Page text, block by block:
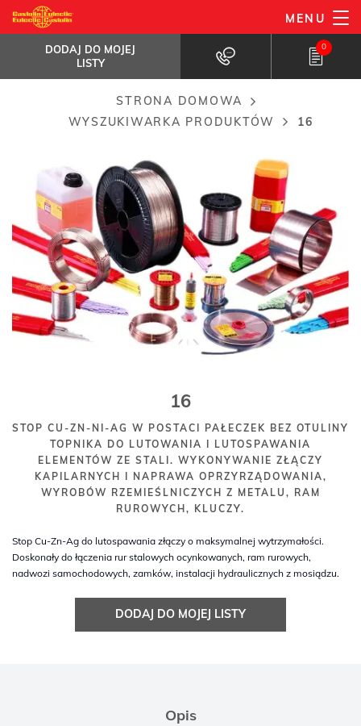
Przejdź
do
MENU
DODAJ DO MOJEJ
LISTY
0
16
DODAJ DO MOJEJ LISTY
Breadcrumb
STRONA DOMOWA
WYSZUKIWARKA PRODUKTÓW
16
16
STOP CU-ZN-NI-AG W POSTACI PAŁECZEK BEZ OTULINY
TOPNIKA DO LUTOWANIA I LUTOSPAWANIA
ELEMENTÓW ZE STALI. WYKONYWANIE ZŁĄCZY
KAPILARNYCH I NAPRAWA OPRZYRZĄDOWANIA,
WYROBÓW RZEMIEŚLNICZYCH Z METALU, RAM
RUROWYCH, KLUCZY.
Stop Cu-Zn-Ag do lutospawania złączy o maksymalnej wytrzymałości.
Doskonały do łączenia rur stalowych ocynkowanych, ram rurowych,
nadwozi samochodowych, zamków, instalacji hydraulicznych z mosiądzu.
DODAJ DO MOJEJ LISTY
Opis